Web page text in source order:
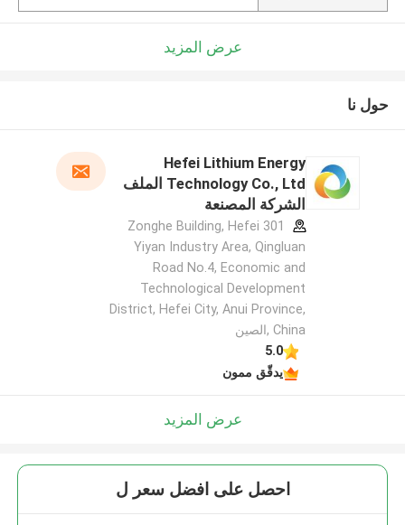
عرض المزيد
حول نا
Hefei Lithium Energy
Technology Co., Ltd الملف
الشركة المصنعة
301 Zonghe Building, Hefei
Yiyan Industry Area, Qingluan
Road No.4, Economic and
Technological Development
District, Hefei City, Anui Province,
China ,الصين
5.0
يدقّق ممون
عرض المزيد
احصل على افضل سعر ل